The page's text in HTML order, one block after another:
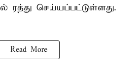
ரத்து செய்யப்பட்டுள்ளது.
Read More